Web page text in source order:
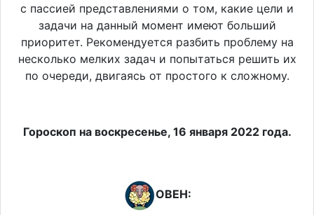
с пассией представлениями о том, какие цели и
задачи на данный момент имеют больший
приоритет. Рекомендуется разбить проблему на
несколько мелких задач и попытаться решить их
по очереди, двигаясь от простого к сложному.
Гороскоп на воскресенье, 16 января 2022 года.
ОВЕН: